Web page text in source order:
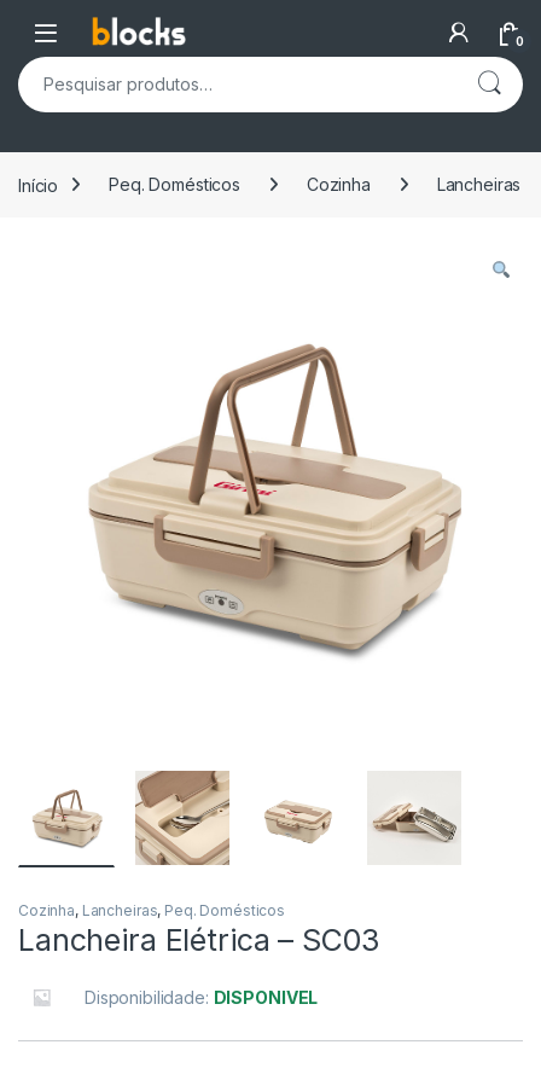
Skip to navigation
Skip to content
Open 0
Pesquisar por:
Início Peq. Domésticos Cozinha Lancheiras
Cozinha, Lancheiras, Peq. Domésticos
Lancheira Elétrica – SC03
Disponibilidade: DISPONIVEL